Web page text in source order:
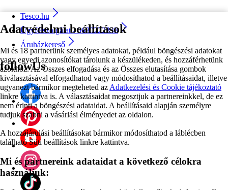
Adatvédelmi beállítások
Mi és 18 partnerünk személyes adatokat, például böngészési adatokat
vagy egyedi azonosítókat tárolunk a készülékeden, és hozzáférhetünk
azokhoz. Az Összes elfogadása és az Összes elutasítása gombok
kiválasztásával elfogadhatod vagy módosíthatod a beállításaidat, illetve
ugyanezt bármikor megteheted az Adatkezelési és Cookie tájékoztató
linkre kattintva is. A választásaidat megosztjuk a partnereinkkel, de ez
nem érinti a böngészési adataidat. A beállításaid alapján személyre
tudjuk szabni a vásárlási élményedet az oldalon.
A hozzájárulási beállításokat bármikor módosíthatod a láblécben
található Süti beállítások linkre kattintva.
Mi és partnereink adataidat a következő célokra
használjuk:
Tesco.hu
Ügyfélszolgálat - 0680222333
Áruházkereső
followUs